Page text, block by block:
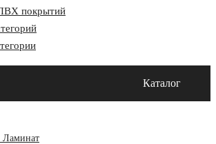
покрытий
Каталог
Ламинат